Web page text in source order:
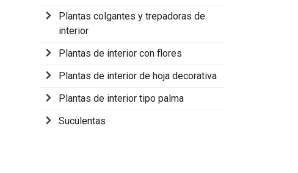
Plantas colgantes y trepadoras de
interior
Plantas de interior con flores
Plantas de interior de hoja decorativa
Plantas de interior tipo palma
Suculentas